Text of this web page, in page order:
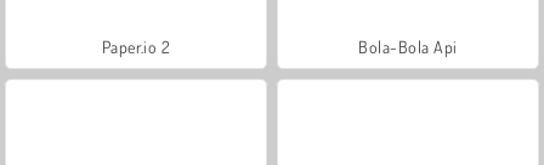
Paper.io 2 Bola-Bola Api